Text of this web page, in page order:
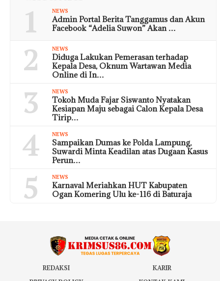
1 NEWS
Admin Portal Berita Tanggamus dan Akun
Facebook “Adelia Suwon” Akan …
2 NEWS
Diduga Lakukan Pemerasan terhadap
Kepala Desa, Oknum Wartawan Media
Online di In…
3 NEWS
Tokoh Muda Fajar Siswanto Nyatakan
Kesiapan Maju sebagai Calon Kepala Desa
Tirip…
4 NEWS
Sampaikan Dumas ke Polda Lampung,
Suwardi Minta Keadilan atas Dugaan Kasus
Perun…
5 NEWS
Karnaval Meriahkan HUT Kabupaten
Ogan Komering Ulu ke-116 di Baturaja
REDAKSI
KARIR